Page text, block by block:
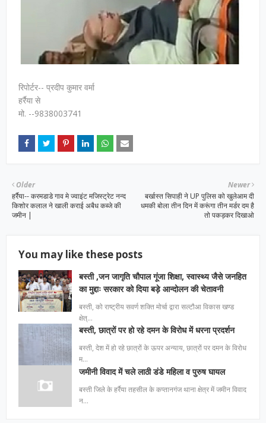
रिपोर्टर-- प्रदीप कुमार वर्मा
हर्रैया से
मो. --9838003741
Newer
बर्खास्त सिपाही ने UP पुलिस को खुलेआम दी
धमकी बोला तीन दिन में करूंगा तीन मर्डर दम है
तो पकड़कर दिखाओ
Older
हर्रैया-- करमडाडे गाव मे ज्वाइंट मजिस्ट्रेट नन्द
किशोर कलाल ने खाली कराई अबैध कब्जे की
जमीन |
You may like these posts
बस्ती ,जन जागृति चौपाल गूंजा शिक्षा, स्वास्थ्य जैसे जनहित
का मुद्दाः सरकार को दिया बड़े आन्दोलन की चेतावनी
बस्ती, को राष्ट्रीय सवर्ण शक्ति मोर्चा द्वारा सल्टौआ विकास खण्ड
क्षेत्…
बस्ती, छात्रों पर हो रहे दमन के विरोध में धरना प्रदर्शन
बस्ती, देश में हो रहे छात्रों के ऊपर अन्याय, छात्रों पर दमन के विरोध
म…
जमीनी विवाद में चले लाठी डंडे महिला व पुरुष घायल
बस्ती जिले के हर्रैया तहसील के कप्तानगंज थाना क्षेत्र में जमीन विवाद
न…